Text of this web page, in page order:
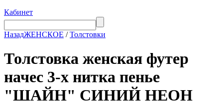
Кабинет
НазадЖЕНСКОЕ /Толстовки
Толстовка женская футер
начес 3-х нитка пенье
"ШАЙН" СИНИЙ НЕОН